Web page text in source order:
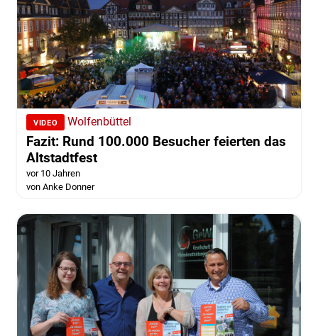
VIDEO Wolfenbüttel
Fazit: Rund 100.000 Besucher feierten das
Altstadtfest
vor 10 Jahren
von Anke Donner